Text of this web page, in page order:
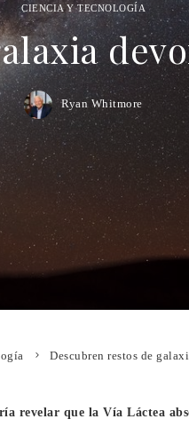
CIENCIA Y TECNOLOGÍA
Ryan Whitmore
Descubren restos de
revelar que la Vía Láctea